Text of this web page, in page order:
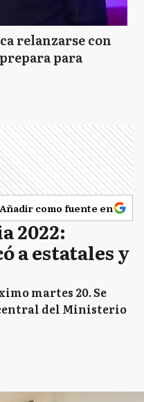
relanzarse con
para
Añadir como fuente en
2022:
a estatales y
martes 20. Se
del Ministerio